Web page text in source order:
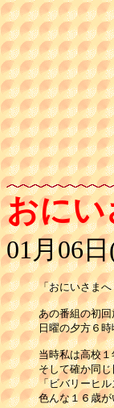
おにい
01月06
「おにいさま
あの番組の初
日曜の夕方６
当時私は高校
そして確か同
「ビバリーヒ
色んな１６歳